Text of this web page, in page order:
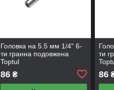
Головка на 5.5 мм 1/4" 6-
ти гранна подовжена
Toptul
86₴
ти
86